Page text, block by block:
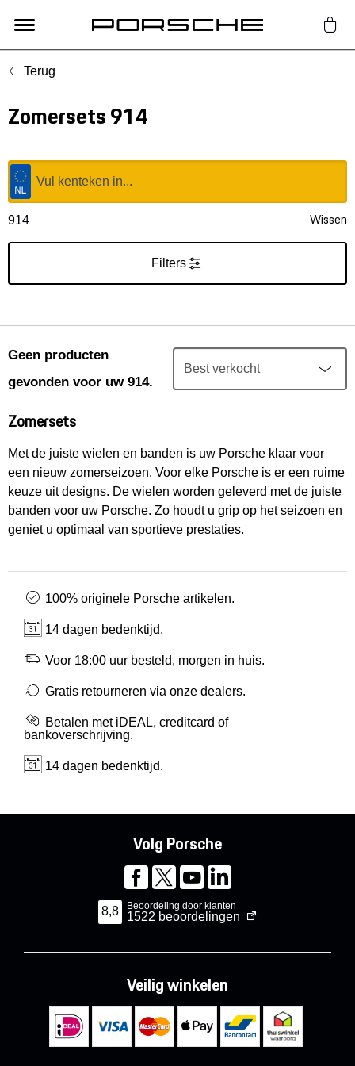
Lifestyle
Auto Accessoires
Classic
Nieuw
Mijn account
Meer Porsche
Porsche informatie
Terug
Zomersets 914
914 Wissen
Filters
Geen producten
gevonden voor uw 914.
Zomersets
Met de juiste wielen en banden is uw Porsche klaar voor
een nieuw zomerseizoen. Voor elke Porsche is er een ruime
keuze uit designs. De wielen worden geleverd met de juiste
banden voor uw Porsche. Zo houdt u grip op het seizoen en
geniet u optimaal van sportieve prestaties.
100% originele Porsche artikelen.
14 dagen bedenktijd.
Voor 18:00 uur besteld, morgen in huis.
Gratis retourneren via onze dealers.
Betalen met iDEAL, creditcard of
bankoverschrijving.
14 dagen bedenktijd.
Volg Porsche
8,8 Beoordeling door klanten
1522 beoordelingen
Veilig winkelen